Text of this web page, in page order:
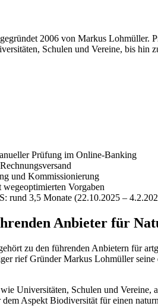
2006 von Markus
Schulen und Vereine, bis
Prüfung im Online-Banking
und Kommissionierung
Vorgaben
rund 3,5 Monate (22.10.2025 –
Anbieter für
zu den führenden Anbietern für
rief Gründer Markus Lohmüller
Universitäten, Schulen und
Aspekt Biodiversität für einen